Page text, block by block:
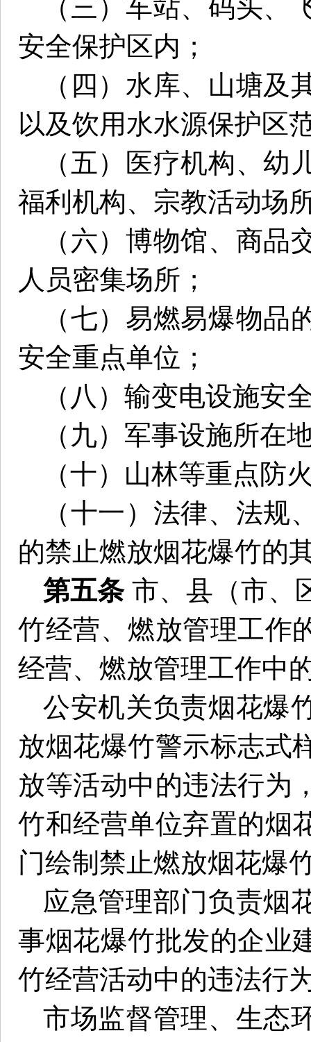
（三）车站、码头
安全保护区内；
（四）水库、山塘
以及饮用水水源保护区
（五）医疗机构、
福利机构、宗教活动场
（六）博物馆、商
人员密集场所；
（七）易燃易爆物
安全重点单位；
（八）输变电设施安
（九）军事设施所在
（十）山林等重点防
（十一）法律、法
的禁止燃放烟花爆竹的
第五条 市、县（市、
竹经营、燃放管理工作
经营、燃放管理工作中
公安机关负责烟花爆
放烟花爆竹警示标志式
放等活动中的违法行为
竹和经营单位弃置的烟
门绘制禁止燃放烟花爆
应急管理部门负责烟
事烟花爆竹批发的企业
竹经营活动中的违法行
市场监督管理、生态